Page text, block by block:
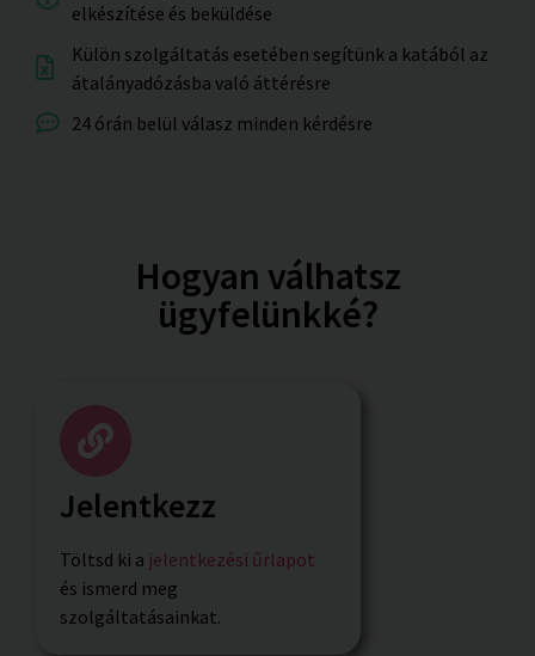
elkészítése és beküldése
Külön szolgáltatás esetében segítünk a katából az
átalányadózásba való áttérésre
24 órán belül válasz minden kérdésre
Hogyan válhatsz
ügyfelünkké?
Jelentkezz
Töltsd ki a jelentkezési űrlapot
és ismerd meg
szolgáltatásainkat.